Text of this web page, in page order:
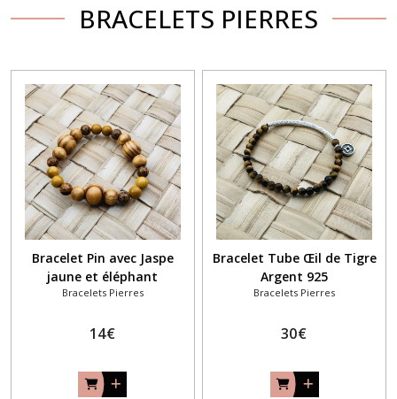
BRACELETS PIERRES
Bracelet Pin avec Jaspe
jaune et éléphant
Bracelets Pierres
14€
Bracelet Tube Œil de Tigre
Argent 925
Bracelets Pierres
30€